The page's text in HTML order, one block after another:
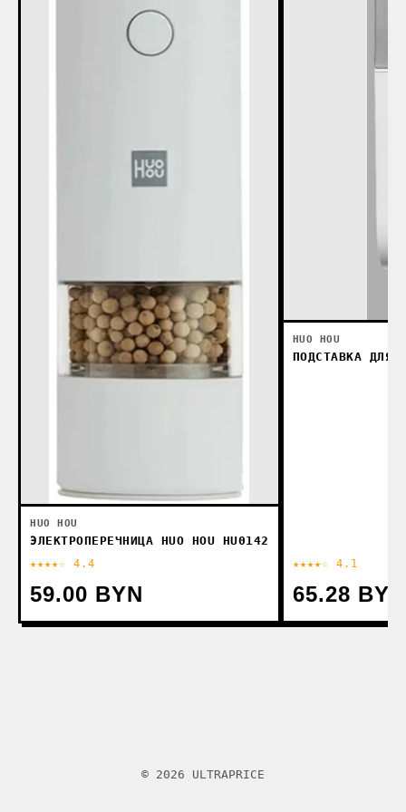
HUO HOU
ЭЛЕКТРОПЕРЕЧНИЦА HUO HOU HU0142
★★★★☆ 4.4
59.00 BYN
HUO HOU
ПОДСТАВКА ДЛЯ
★★★★☆ 4.1
65.28 BYN
© 2026 ULTRAPRICE